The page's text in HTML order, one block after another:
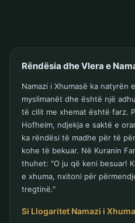
Rëndësia dhe Vlera e
Namazi i Xhumasë ka natyrën
myslimanët dhe është një
të cilit me xhemat është farz.
Hofheim, ndjekja e saktë e
ka rëndësi të madhe për të
kohe të bekuar. Në Kuranin
thuhet: "O ju që keni besuar!
e xhuma, nxitoni për
tregtinë."
Si Llogaritet Namazi i